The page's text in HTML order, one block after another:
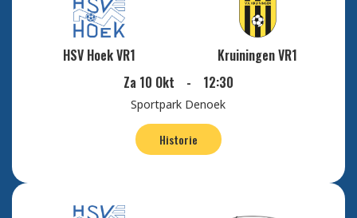
Za 10 Okt - 12:30
Sportpark Denoek
HSV Hoek VR1 Kruiningen VR1
Historie